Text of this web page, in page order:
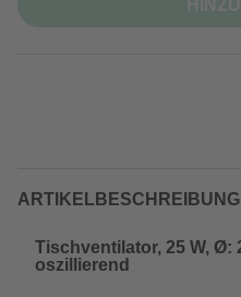
ARTIKELBESCHREIBUNG
Tischventilator, 25 W, Ø:
oszillierend